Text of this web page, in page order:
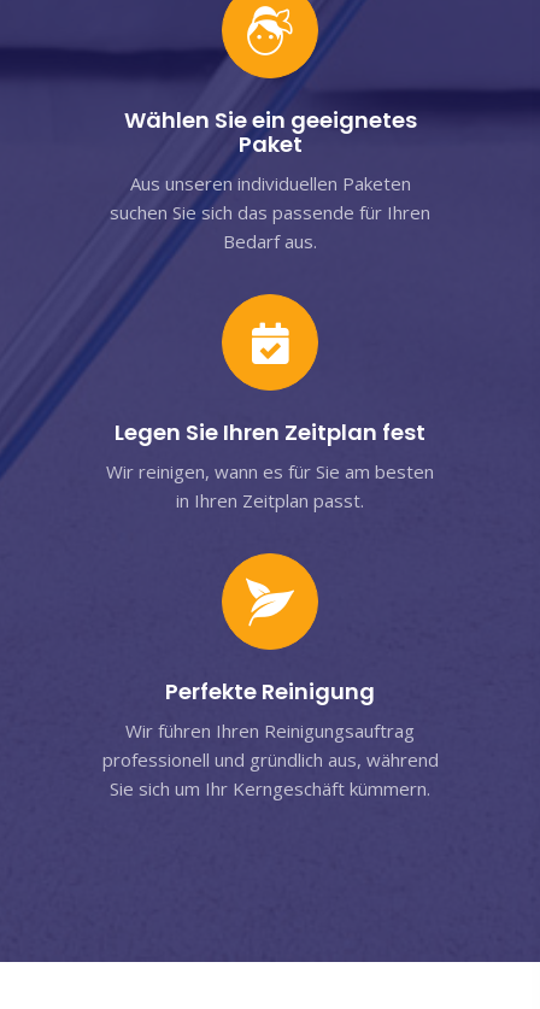
Wählen Sie ein geeignetes
Paket
Aus unseren individuellen Paketen
suchen Sie sich das passende für Ihren
Bedarf aus.
Legen Sie Ihren Zeitplan fest
Wir reinigen, wann es für Sie am besten
in Ihren Zeitplan passt.
Perfekte Reinigung
Wir führen Ihren Reinigungsauftrag
professionell und gründlich aus, während
Sie sich um Ihr Kerngeschäft kümmern.